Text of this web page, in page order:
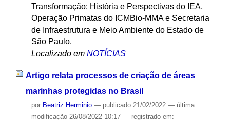
Transformação: História e Perspectivas do IEA,
Operação Primatas do ICMBio-MMA e Secretaria
de Infraestrutura e Meio Ambiente do Estado de
São Paulo.
Localizado em NOTÍCIAS
Artigo relata processos de criação de áreas
marinhas protegidas no Brasil
por Beatriz Herminio — publicado21/02/2022 — última
modificação26/08/2022 10:17 — registrado em: